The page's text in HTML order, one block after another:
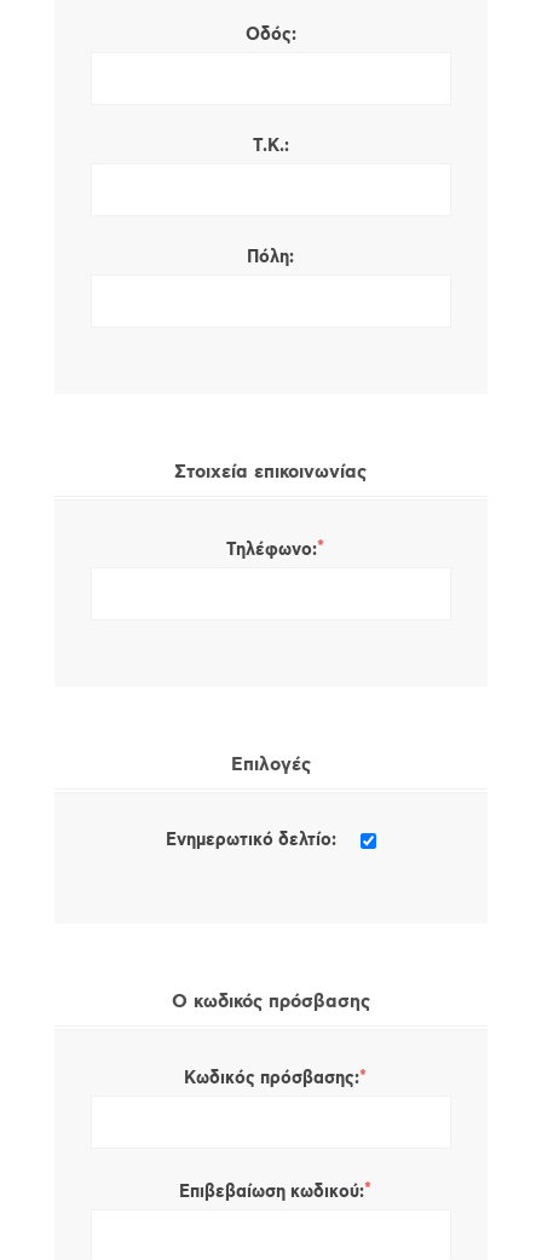
Οδός:
Τ.Κ.:
Πόλη:
Στοιχεία επικοινωνίας
Τηλέφωνο:*
Επιλογές
Ενημερωτικό δελτίο:
Ο κωδικός πρόσβασης
Κωδικός πρόσβασης:*
Επιβεβαίωση κωδικού:*